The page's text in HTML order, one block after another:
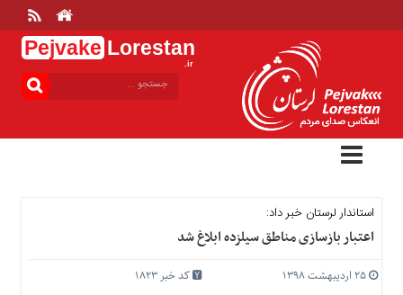
Pejvake Lorestan
.ir
بالا
خانه
ارتباط
درباره
استاندار لرستان خبر داد:
اعتبار بازسازی مناطق سیلزده ابلاغ شد
۲۵ اردیبهشت ۱۳۹۸
کد خبر 1823